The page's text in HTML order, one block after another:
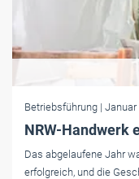
Betriebsführung | Januar
NRW-Handwerk
Das abgelaufene Jahr
erfolgreich, und die